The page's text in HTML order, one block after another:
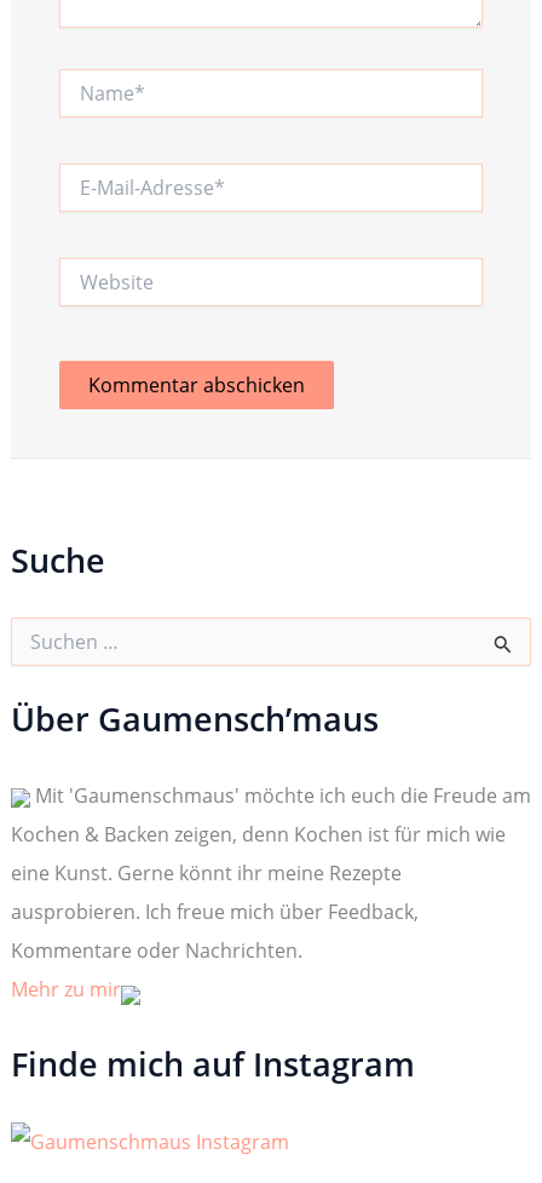
Mail-
Website
Suche
h
e
a
c
h
:
Über Gaumensch’maus
Mit 'Gaumenschmaus' möchte ich euch die Freude am
Kochen & Backen zeigen, denn Kochen ist für mich wie
eine Kunst. Gerne könnt ihr meine Rezepte
ausprobieren. Ich freue mich über Feedback,
Kommentare oder Nachrichten.
Mehr zu mir
Finde mich auf Instagram